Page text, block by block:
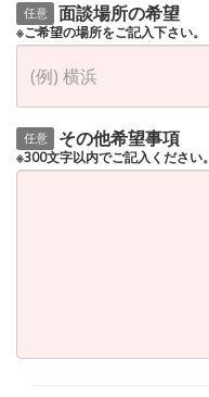
任意 面談場所の希望
※ご希望の場所をご記入下さい。
任意 その他希望事項
※300文字以内でご記入ください。